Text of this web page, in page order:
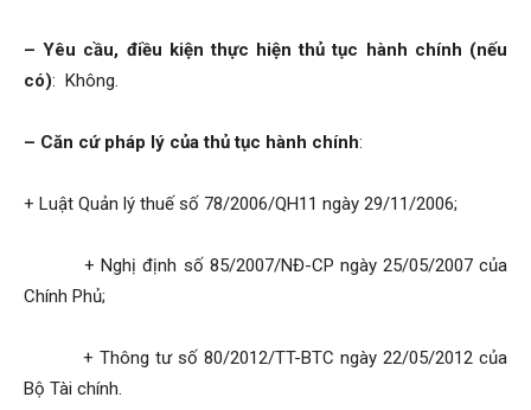
– Yêu cầu, điều kiện thực hiện thủ tục hành chính (nếu
có): Không.
– Căn cứ pháp lý của thủ tục hành chính:
+ Luật Quản lý thuế số 78/2006/QH11 ngày 29/11/2006;
+ Nghị định số 85/2007/NĐ-CP ngày 25/05/2007 của
Chính Phủ;
+ Thông tư số 80/2012/TT-BTC ngày 22/05/2012 của
Bộ Tài chính.